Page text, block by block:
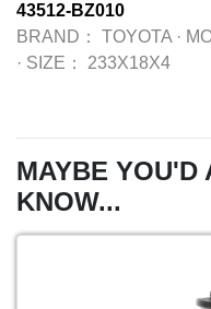
43512-BZ010
BRAND：
TOYOTA ·
· SIZE： 233X18X4
MAYBE YOU'D
KNOW...